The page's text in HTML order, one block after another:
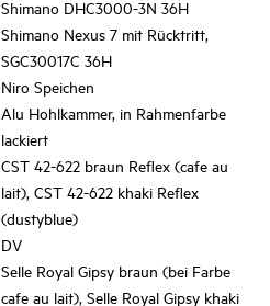
Shimano DHC3000-3N 36H
Shimano Nexus 7 mit Rücktritt,
SGC30017C 36H
Niro Speichen
Alu Hohlkammer, in Rahmenfarbe
lackiert
CST 42-622 braun Reflex (cafe au
lait), CST 42-622 khaki Reflex
(dustyblue)
DV
Selle Royal Gipsy braun (bei Farbe
cafe au lait), Selle Royal Gipsy khaki